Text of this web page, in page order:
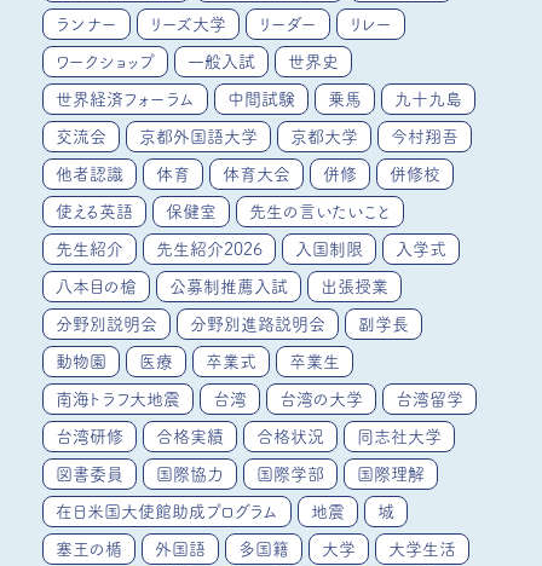
ランナー リーズ大学 リーダー リレー
ワークショップ 一般入試 世界史
世界経済フォーラム 中間試験 乗馬 九十九島
交流会 京都外国語大学 京都大学 今村翔吾
他者認識 体育 体育大会 併修 併修校
使える英語 保健室 先生の言いたいこと
先生紹介 先生紹介2026 入国制限 入学式
八本目の槍 公募制推薦入試 出張授業
分野別説明会 分野別進路説明会 副学長
動物園 医療 卒業式 卒業生
南海トラフ大地震 台湾 台湾の大学 台湾留学
台湾研修 合格実績 合格状況 同志社大学
図書委員 国際協力 国際学部 国際理解
在日米国大使館助成プログラム 地震 城
塞王の楯 外国語 多国籍 大学 大学生活